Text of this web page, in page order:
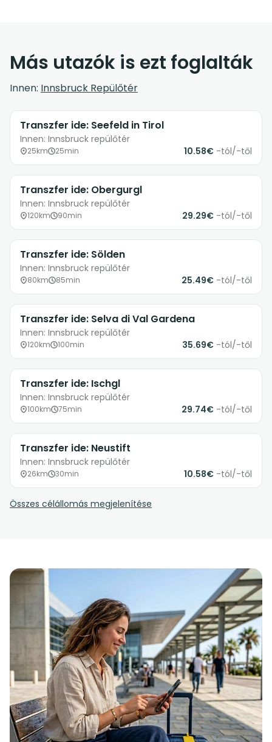
Más utazók is ezt foglalták
Innen: Innsbruck Repülőtér
Transzfer ide: Seefeld in Tirol
Innen: Innsbruck repülőtér
25km 25min 10.58€ -tól/-től
Transzfer ide: Obergurgl
Innen: Innsbruck repülőtér
120km 90min 29.29€ -tól/-től
Transzfer ide: Sölden
Innen: Innsbruck repülőtér
80km 85min 25.49€ -tól/-től
Transzfer ide: Selva di Val Gardena
Innen: Innsbruck repülőtér
120km 100min 35.69€ -tól/-től
Transzfer ide: Ischgl
Innen: Innsbruck repülőtér
100km 75min 29.74€ -tól/-től
Transzfer ide: Neustift
Innen: Innsbruck repülőtér
26km 30min 10.58€ -tól/-től
Összes célállomás megjelenítése